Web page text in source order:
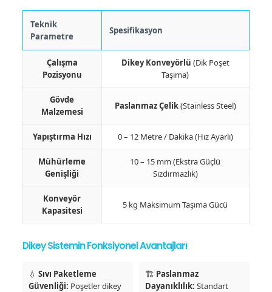
Teknik
Parametre
Spesifikasyon
Çalışma
Pozisyonu
Dikey Konveyörlü (Dik Poşet
Taşıma)
Gövde
Malzemesi
Paslanmaz Çelik(Stainless Steel)
Yapıştırma Hızı 0 – 12 Metre / Dakika (Hız Ayarlı)
Mühürleme
Genişliği
10 – 15 mm (Ekstra Güçlü
Sızdırmazlık)
Konveyör
Kapasitesi
5 kg Maksimum Taşıma Gücü
Dikey Sistemin Fonksiyonel Avantajları
💧 Sıvı Paketleme
Güvenliği: Poşetler dikey
🏗️ Paslanmaz
Dayanıklılık: Standart